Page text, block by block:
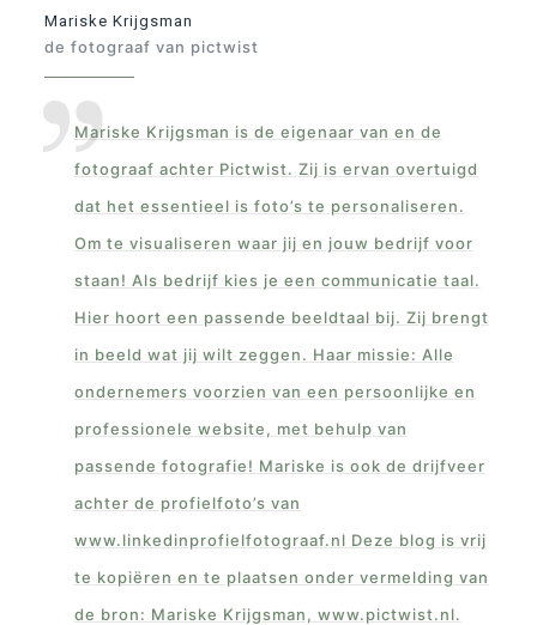
Mariske Krijgsman
de fotograaf van pictwist
Mariske Krijgsman is de eigenaar van en de
fotograaf achter Pictwist. Zij is ervan overtuigd
dat het essentieel is foto’s te personaliseren.
Om te visualiseren waar jij en jouw bedrijf voor
staan! Als bedrijf kies je een communicatie taal.
Hier hoort een passende beeldtaal bij. Zij brengt
in beeld wat jij wilt zeggen. Haar missie: Alle
ondernemers voorzien van een persoonlijke en
professionele website, met behulp van
passende fotografie! Mariske is ook de drijfveer
achter de profielfoto’s van
www.linkedinprofielfotograaf.nl Deze blog is vrij
te kopiëren en te plaatsen onder vermelding van
de bron: Mariske Krijgsman, www.pictwist.nl.